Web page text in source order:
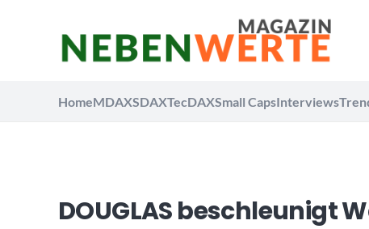
HomeMDAXSDAXTecDAXSmall CapsInterviews
DOUGLAS beschleunigt